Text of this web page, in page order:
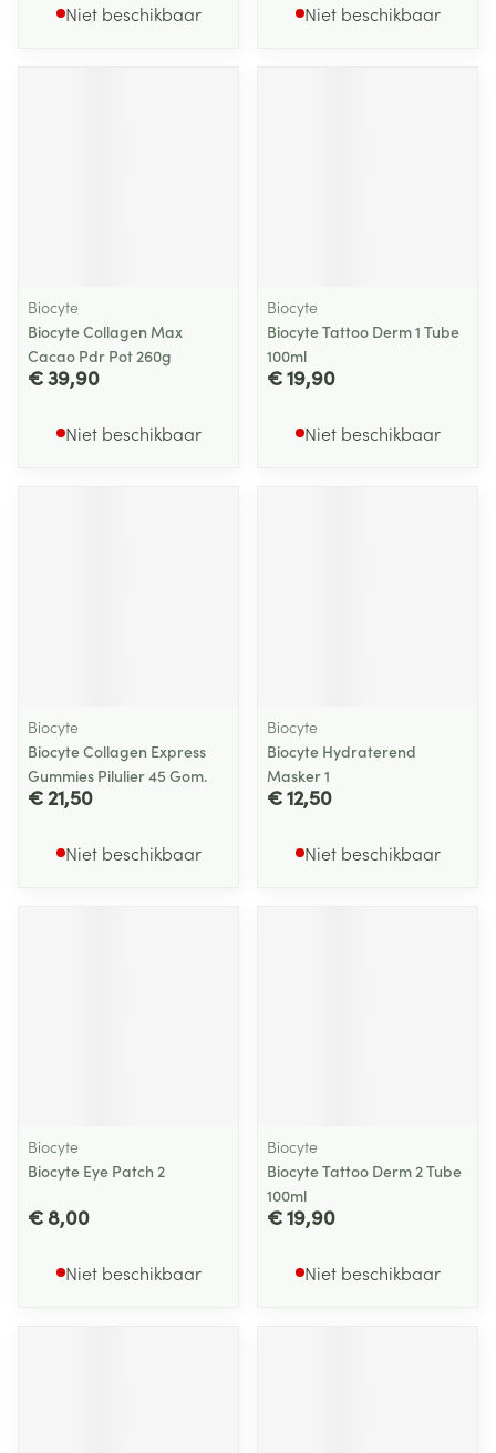
Niet beschikbaar Niet beschikbaar
Biocyte
Biocyte Collagen Max
Cacao Pdr Pot 260g
€ 39,90
Niet beschikbaar
Biocyte
Biocyte Tattoo Derm 1 Tube
100ml
€ 19,90
Niet beschikbaar
Biocyte
Biocyte Collagen Express
Gummies Pilulier 45 Gom.
€ 21,50
Niet beschikbaar
Biocyte
Biocyte Hydraterend
Masker 1
€ 12,50
Niet beschikbaar
Biocyte
Biocyte Eye Patch 2
€ 8,00
Niet beschikbaar
Biocyte
Biocyte Tattoo Derm 2 Tube
100ml
€ 19,90
Niet beschikbaar